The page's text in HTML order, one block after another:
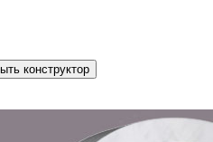
конструктор